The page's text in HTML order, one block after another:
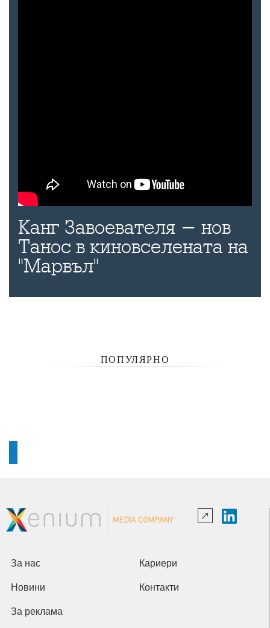
Канг Завоевателя - нов
Танос в киновселената на
"Марвъл"
ПОПУЛЯРНО
За нас Кариери
Новини Контакти
За реклама